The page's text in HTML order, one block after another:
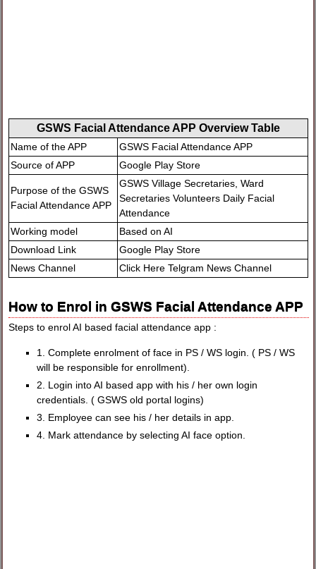
GSWS Facial Attendance APP Overview Table
Name of the APP
GSWS Facial Attendance APP
Source of APP
Google Play Store
Purpose of the GSWS
Facial Attendance APP
GSWS Village Secretaries, Ward
Secretaries Volunteers Daily Facial
Attendance
Working model
Based on AI
Download Link
Google Play Store
News Channel
Click Here Telgram News Channel
How to Enrol in GSWS Facial Attendance APP
Steps to enrol AI based facial attendance app :
1. Complete enrolment of face in PS / WS login. ( PS / WS
will be responsible for enrollment).
2. Login into AI based app with his / her own login
credentials. ( GSWS old portal logins)
3. Employee can see his / her details in app.
4. Mark attendance by selecting AI face option.